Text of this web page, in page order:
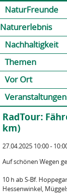
NaturFreunde
Naturerlebnis
Nachhaltigkeit
Themen
Vor Ort
Veranstaltungen
RadTour:
km)
27.04.2025 10:00 -
Auf schönen Wegen
10 h ab S-Bf.
Hessenwinkel,